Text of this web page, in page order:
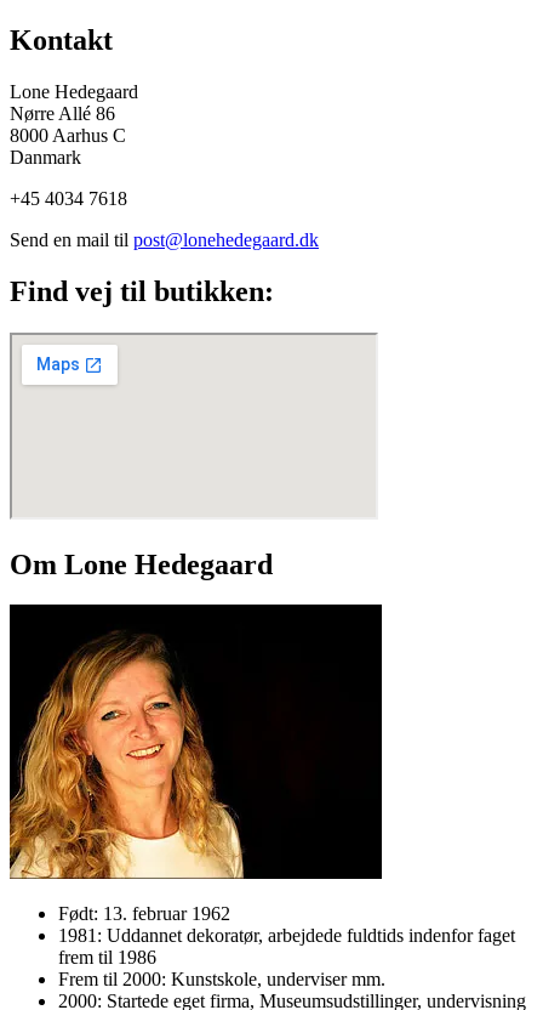
Kontakt
Lone Hedegaard
Nørre Allé 86
8000 Aarhus C
Danmark
+45 4034 7618
Send en mail til post@lonehedegaard.dk
Find vej til butikken:
Om Lone Hedegaard
Født: 13. februar 1962
1981: Uddannet dekoratør, arbejdede fuldtids indenfor faget
frem til 1986
Frem til 2000: Kunstskole, underviser mm.
2000: Startede eget firma, Museumsudstillinger, undervisning